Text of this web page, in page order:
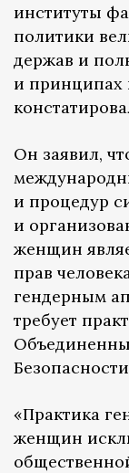
институты
политики
держав и
и принципах
Он заявил,
и процедур
и
женщин
прав
гендерным
требует
«Практика
женщин